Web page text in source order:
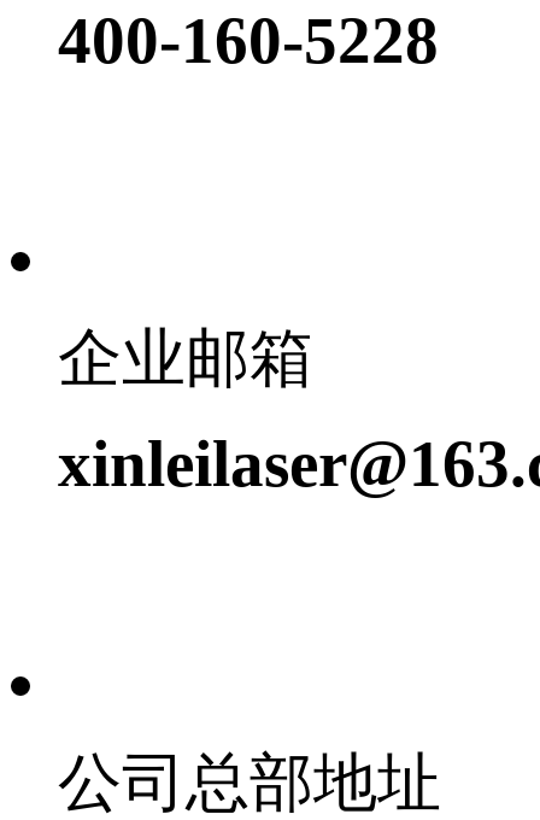
400-160-5228
企业邮箱
公司总部地址